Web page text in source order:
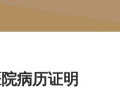
病历证明